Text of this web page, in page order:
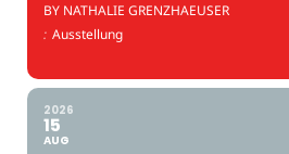
BY NATHALIE GRENZHAEUSER
: Ausstellung
2026
15
AUG